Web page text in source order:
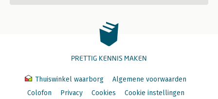
PRETTIG KENNIS MAKEN
Thuiswinkel waarborg
Algemene voorwaarden
Colofon
Privacy Cookies Cookie instellingen